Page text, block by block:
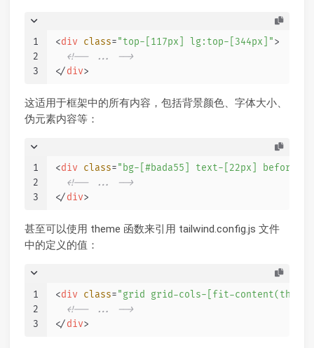
1
2
3
<div class="top-[117px] lg:top-[344px]">
<!-- ... -->
</div>
这适用于框架中的所有内容，包括背景颜色、字体大小、
伪元素内容等：
1
2
3
<div class="bg-[#bada55] text-[22px]
<!-- ... -->
</div>
甚至可以使用 theme 函数来引用 tailwind.config.js 文件
中的定义的值：
1
2
3
<div class="grid grid-cols-[fit-
<!-- ... -->
</div>